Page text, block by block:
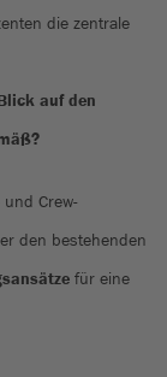
die zentrale
auf den
und Crew-
den bestehenden
für eine